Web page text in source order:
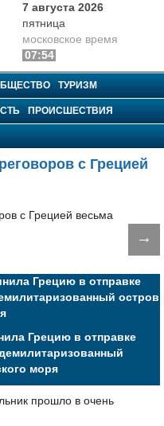
7 августа 2026
пятница
московское время
07:54
ТУРИЗМ
ПРОИСШЕСТВИЯ
с Грецией
→
Грецию в отправке
моря
прошло в очень